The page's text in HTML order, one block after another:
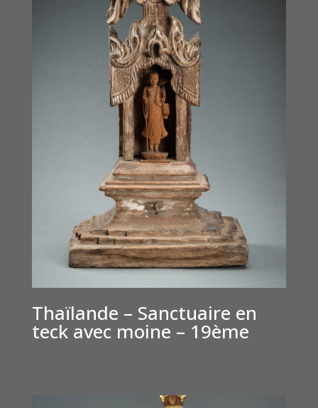
Thaïlande – Sanctuaire en
teck avec moine – 19ème